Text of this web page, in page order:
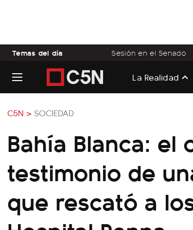
Temas del día Sesión en el Senado
La Realidad
C5N > SOCIEDAD
Bahía Blanca: el
testimonio de
que rescató a